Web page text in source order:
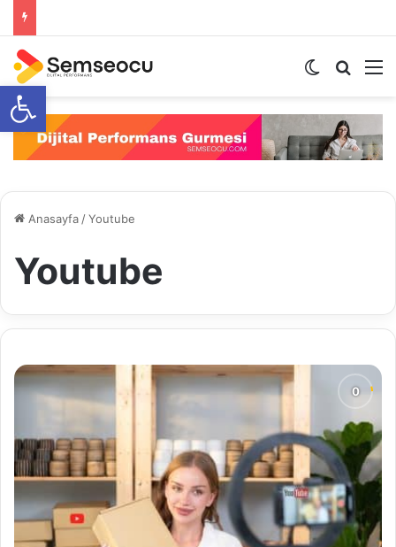
Dış
Anasayfa /Youtube
Youtube
Open toolbar